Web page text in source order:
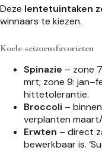
Deze lentetuintaken
winnaars te kiezen.
Koele-seizoensfavorieten
Spinazie – zone
mrt; zone 9:
hittetolerantie.
Broccoli –
verplanten maart/
Erwten – direct
bewerkbaar is.